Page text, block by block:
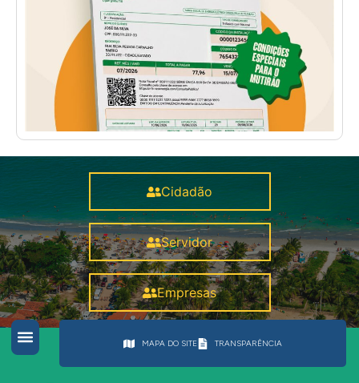
Cidadão
Servidor
Empresas
MAPA DO SITE TRANSPARÊNCIA